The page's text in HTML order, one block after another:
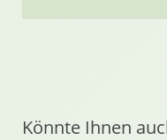
Könnte Ihnen